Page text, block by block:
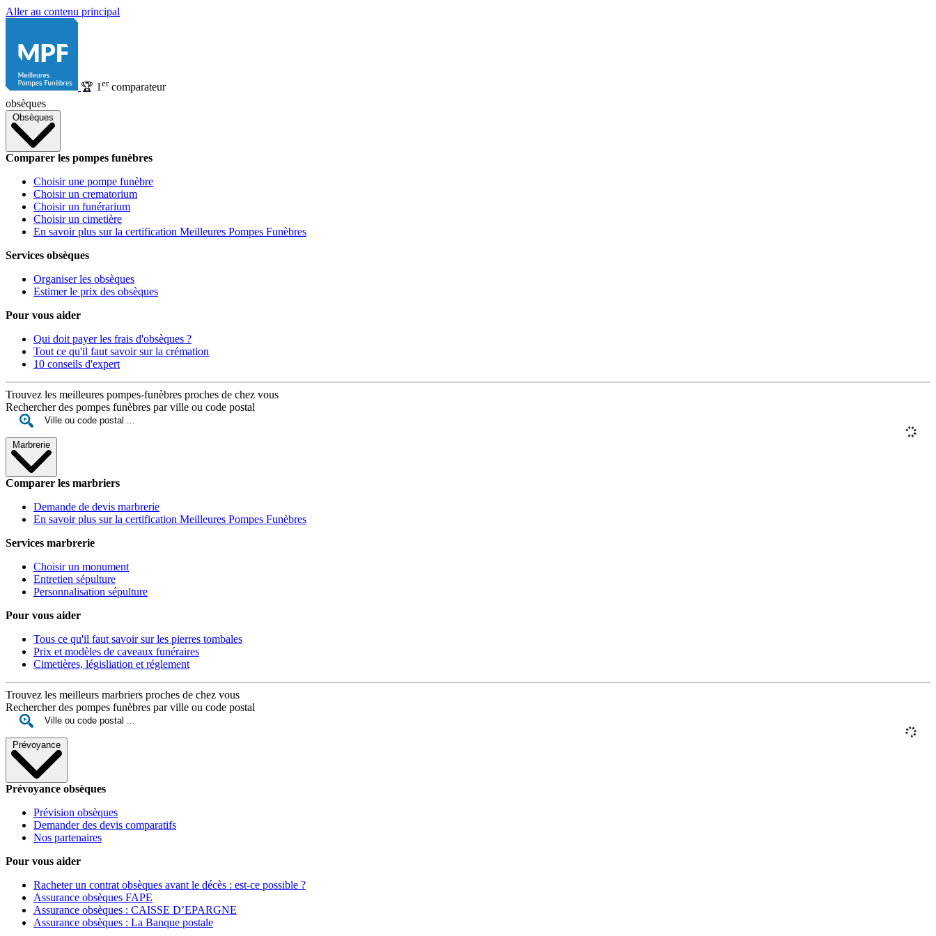
Aller au contenu principal
🏆 1 ercomparateur
obsèques
Obsèques
Comparer les pompes funèbres
Choisir une pompe funèbre
Choisir un crematorium
Choisir un funérarium
Choisir un cimetière
En savoir plus sur la certification Meilleures Pompes Funèbres
Services obsèques
Organiser les obsèques
Estimer le prix des obsèques
Pour vous aider
Qui doit payer les frais d'obsèques ?
Tout ce qu'il faut savoir sur la crémation
10 conseils d'expert
Trouvez les meilleures pompes-funèbres proches de chez vous
Rechercher des pompes funèbres par ville ou code postal
Marbrerie
Comparer les marbriers
Demande de devis marbrerie
En savoir plus sur la certification Meilleures Pompes Funèbres
Services marbrerie
Choisir un monument
Entretien sépulture
Personnalisation sépulture
Pour vous aider
Tous ce qu'il faut savoir sur les pierres tombales
Prix et modèles de caveaux funéraires
Cimetières, législiation et réglement
Trouvez les meilleurs marbriers proches de chez vous
Rechercher des pompes funèbres par ville ou code postal
Prévoyance
Prévoyance obsèques
Prévision obsèques
Demander des devis comparatifs
Nos partenaires
Pour vous aider
Racheter un contrat obsèques avant le décès : est-ce possible ?
Assurance obsèques FAPE
Assurance obsèques : CAISSE D’EPARGNE
Assurance obsèques : La Banque postale